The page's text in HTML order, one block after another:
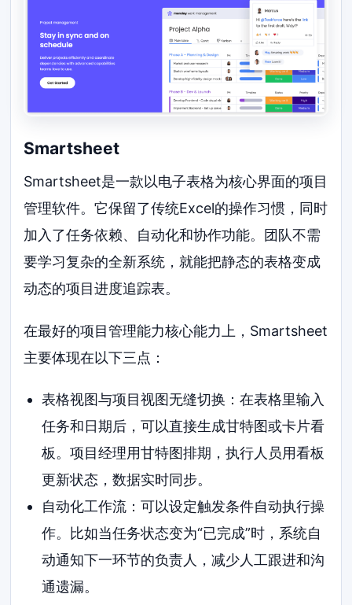
Smartsheet
Smartsheet是一款以电子表格为核心界面的项目
管理软件。它保留了传统Excel的操作习惯，同时
加入了任务依赖、自动化和协作功能。团队不需
要学习复杂的全新系统，就能把静态的表格变成
动态的项目进度追踪表。
在最好的项目管理能力核心能力上，Smartsheet
主要体现在以下三点：
表格视图与项目视图无缝切换：在表格里输入
任务和日期后，可以直接生成甘特图或卡片看
板。项目经理用甘特图排期，执行人员用看板
更新状态，数据实时同步。
自动化工作流：可以设定触发条件自动执行操
作。比如当任务状态变为“已完成”时，系统自
动通知下一环节的负责人，减少人工跟进和沟
通遗漏。